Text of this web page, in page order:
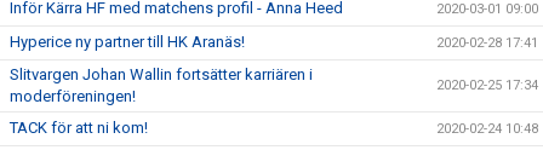
Inför Kärra HF med matchens profil - Anna Heed 2020-03-01 09:00
Hyperice ny partner till HK Aranäs! 2020-02-28 17:41
Slitvargen Johan Wallin fortsätter karriären i
moderföreningen!
2020-02-25 17:34
TACK för att ni kom! 2020-02-24 10:48